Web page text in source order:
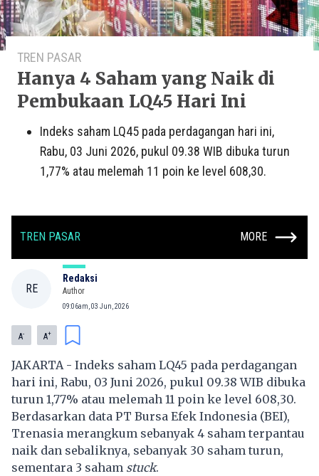
TREN PASAR
Hanya 4 Saham yang Naik di
Pembukaan LQ45 Hari Ini
Indeks saham LQ45 pada perdagangan hari ini,
Rabu, 03 Juni 2026, pukul 09.38 WIB dibuka turun
1,77% atau melemah 11 poin ke level 608,30.
TREN PASAR MORE
RE
Redaksi
Author
09:06am, 03 Jun, 2026
A- A+
JAKARTA - Indeks saham LQ45 pada perdagangan
hari ini, Rabu, 03 Juni 2026, pukul 09.38 WIB dibuka
turun 1,77% atau melemah 11 poin ke level 608,30.
Berdasarkan data PT Bursa Efek Indonesia (BEI),
Trenasia merangkum sebanyak 4 saham terpantau
naik dan sebaliknya, sebanyak 30 saham turun,
sementara 3 saham stuck.